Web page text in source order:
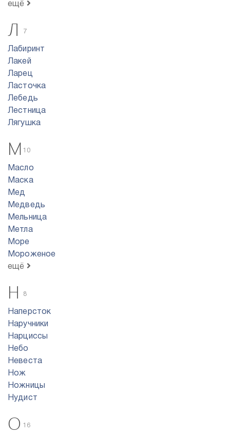
ещё
Л 7
Лабиринт
Лакей
Ларец
Ласточка
Лебедь
Лестница
Лягушка
М 10
Масло
Маска
Мед
Медведь
Мельница
Метла
Море
Мороженое
ещё
Н 8
Наперсток
Наручники
Нарциссы
Небо
Невеста
Нож
Ножницы
Нудист
О 16